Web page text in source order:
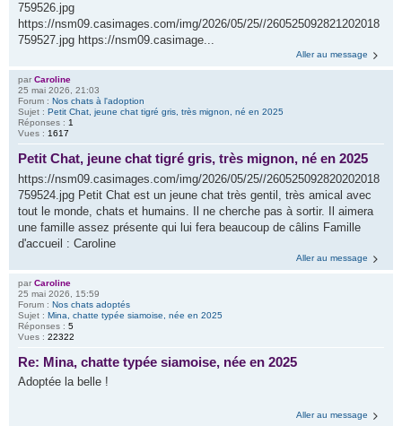
759526.jpg
https://nsm09.casimages.com/img/2026/05/25//260525092821202018
759527.jpg https://nsm09.casimage...
Aller au message
par Caroline
25 mai 2026, 21:03
Forum : Nos chats à l'adoption
Sujet : Petit Chat, jeune chat tigré gris, très mignon, né en 2025
Réponses : 1
Vues : 1617
Petit Chat, jeune chat tigré gris, très mignon, né en 2025
https://nsm09.casimages.com/img/2026/05/25//260525092820202018
759524.jpg Petit Chat est un jeune chat très gentil, très amical avec
tout le monde, chats et humains. Il ne cherche pas à sortir. Il aimera
une famille assez présente qui lui fera beaucoup de câlins Famille
d'accueil : Caroline
Aller au message
par Caroline
25 mai 2026, 15:59
Forum : Nos chats adoptés
Sujet : Mina, chatte typée siamoise, née en 2025
Réponses : 5
Vues : 22322
Re: Mina, chatte typée siamoise, née en 2025
Adoptée la belle !
Aller au message